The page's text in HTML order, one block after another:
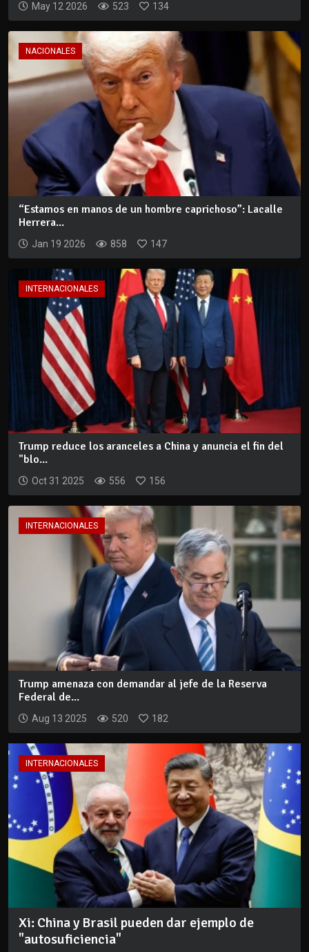
May 12 2026 523 134
NACIONALES
“Estamos en manos de un hombre caprichoso”: Lacalle
Herrera...
Jan 19 2026 858 147
INTERNACIONALES
Trump reduce los aranceles a China y anuncia el fin del
"blo...
Oct 31 2025 556 156
INTERNACIONALES
Trump amenaza con demandar al jefe de la Reserva
Federal de...
Aug 13 2025 520 182
INTERNACIONALES
Xi: China y Brasil pueden dar ejemplo de
"autosuficiencia"